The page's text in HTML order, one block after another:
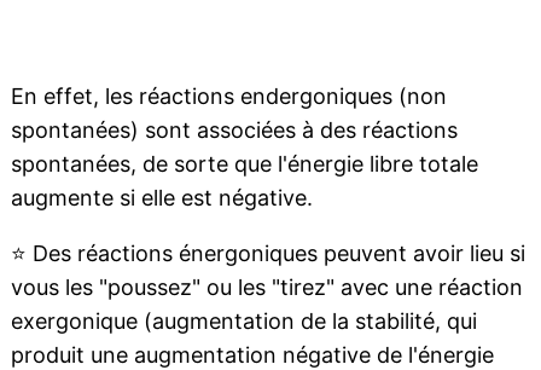
En effet, les réactions endergoniques (non
spontanées) sont associées à des réactions
spontanées, de sorte que l'énergie libre totale
augmente si elle est négative.
⭐ Des réactions énergoniques peuvent avoir lieu si
vous les "poussez" ou les "tirez" avec une réaction
exergonique (augmentation de la stabilité, qui
produit une augmentation négative de l'énergie